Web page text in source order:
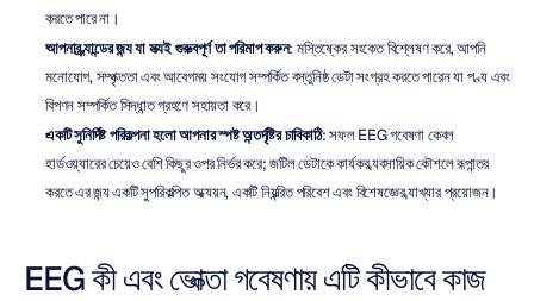
করতে পারে না।
আপনার ব্র্যান্ডের জন্য যা সত্যই গুরুত্বপূর্ণ তা পরিমাপ করুন: মস্তিষ্কের সংকেত বিশ্লেষণ করে, আপনি
মনোযোগ, সম্পৃক্ততা এবং আবেগময় সংযোগ সম্পর্কিত বস্তুনিষ্ঠ ডেটা সংগ্রহ করতে পারেন যা পণ্য এবং
বিপণন সম্পর্কিত সিদ্ধান্ত গ্রহণে সহায়তা করে।
একটি সুনির্দিষ্ট পরিকল্পনা হলো আপনার স্পষ্ট অন্তর্দৃষ্টির চাবিকাঠি: সফল EEG গবেষণা কেবল
হার্ডওয়্যারের চেয়েও বেশি কিছুর ওপর নির্ভর করে; জটিল ডেটাকে কার্যকর ব্যবসায়িক কৌশলে রূপান্তর
করতে এর জন্য একটি সুপরিকল্পিত অধ্যয়ন, একটি নিয়ন্ত্রিত পরিবেশ এবং বিশেষজ্ঞের ব্যাখ্যার প্রয়োজন।
EEG কী এবং ভোক্তা গবেষণায় এটি কীভাবে কাজ